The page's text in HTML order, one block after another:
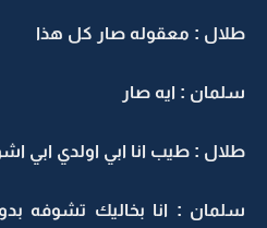
طلال : معقوله صار كل هذا
سلمان : ايه صار
طلال : طيب انا ابي اولدي ابي
سلمان : انا بخاليك تشوفه